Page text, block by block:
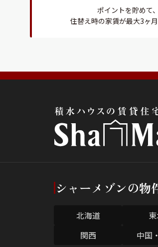
ポイントを貯めて、
住替え時の家賃が最大3ヶ月
シャーメゾンの物
北海道
関西
中国